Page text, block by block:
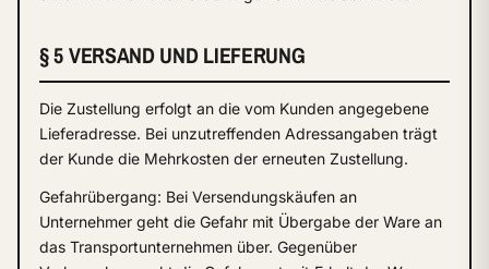
§ 5 VERSAND UND LIEFERUNG
Die Zustellung erfolgt an die vom Kunden angegebene
Lieferadresse. Bei unzutreffenden Adressangaben trägt
der Kunde die Mehrkosten der erneuten Zustellung.
Gefahrübergang: Bei Versendungskäufen an
Unternehmer geht die Gefahr mit Übergabe der Ware an
das Transportunternehmen über. Gegenüber